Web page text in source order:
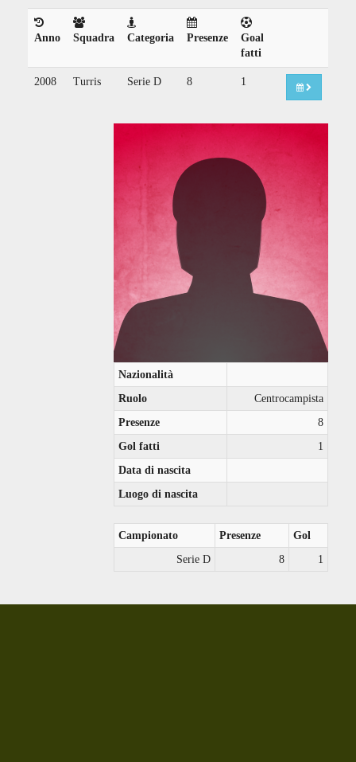
Anno Squadra Categoria Presenze
Goal
fatti
2008 Turris Serie D 8 1
Nazionalità
Ruolo
Centrocampista
Presenze
8
Gol fatti
1
Data di nascita
Luogo di nascita
Campionato Presenze
Gol
Serie D
8 1